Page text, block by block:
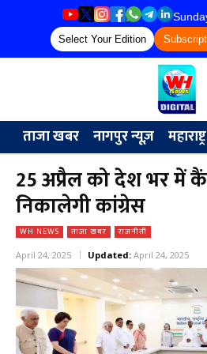
Select Your Edition
ताजा खबर नागपुर न्यूज़ महाराष्ट्र
25 अप्रैल को देश भर में
निकालेगी कांग्रेस
WH NEWS ताजा खबर राजनीती
April 24, 2025 Updated: April 24, 2025